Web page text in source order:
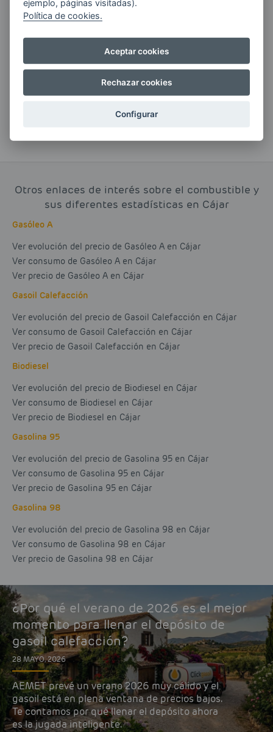
Si tienes alguna duda durante el
pedido escríbenos a:
contacto@clickgasoil.com
Otros enlaces de interés sobre el combustible y
sus diferentes estadísticas en Cájar
Gasóleo A
Ver evolución del precio de Gasóleo A en Cájar
Ver consumo de Gasóleo A en Cájar
Ver precio de Gasóleo A en Cájar
Gasoil Calefacción
Ver evolución del precio de Gasoil Calefacción en Cájar
Ver consumo de Gasoil Calefacción en Cájar
Ver precio de Gasoil Calefacción en Cájar
Biodiesel
Ver evolución del precio de Biodiesel en Cájar
Ver consumo de Biodiesel en Cájar
Ver precio de Biodiesel en Cájar
Gasolina 95
Ver evolución del precio de Gasolina 95 en Cájar
Ver consumo de Gasolina 95 en Cájar
Ver precio de Gasolina 95 en Cájar
Gasolina 98
Ver evolución del precio de Gasolina 98 en Cájar
Ver consumo de Gasolina 98 en Cájar
Ver precio de Gasolina 98 en Cájar
¿Por qué el verano de 2026 es el mejor
momento para llenar el depósito de
gasoil calefacción?
28 MAYO, 2026
AEMET prevé un verano 2026 muy cálido y el
gasoil está en plena ventana de precios bajos.
Te contamos por qué llenar el depósito ahora
es la jugada inteligente.
ejemplo, páginas visitadas).
Política de cookies.
Aceptar cookies
Rechazar cookies
Configurar